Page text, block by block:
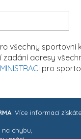
všechny sportovní
adresy
pro
. Více informací
chybu,